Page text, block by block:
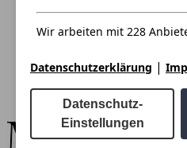
Wir arbeiten mit 228
Datenschutzerklärung |
Datenschutz-
Einstellungen